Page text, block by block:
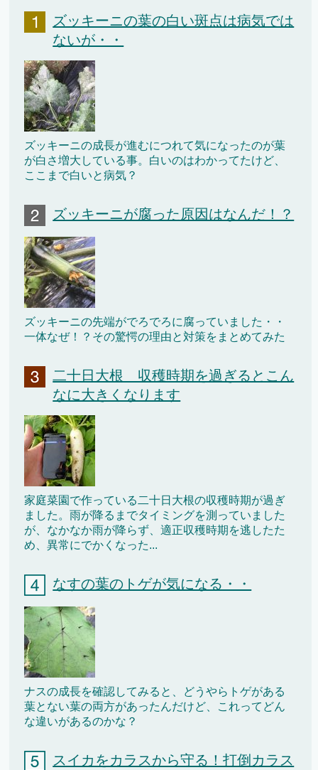
ズッキーニの葉の白い斑点は病気では
ないが・・
ズッキーニの成長が進むにつれて気になったのが葉
が白さ増大している事。白いのはわかってたけど、
ここまで白いと病気？
ズッキーニが腐った原因はなんだ！？
ズッキーニの先端がでろでろに腐っていました・・
一体なぜ！？その驚愕の理由と対策をまとめてみた
二十日大根 収穫時期を過ぎるとこん
なに大きくなります
家庭菜園で作っている二十日大根の収穫時期が過ぎ
ました。雨が降るまでタイミングを測っていました
が、なかなか雨が降らず、適正収穫時期を逃したた
め、異常にでかくなった...
なすの葉のトゲが気になる・・
ナスの成長を確認してみると、どうやらトゲがある
葉とない葉の両方があったんだけど、これってどん
な違いがあるのかな？
スイカをカラスから守る！打倒カラス